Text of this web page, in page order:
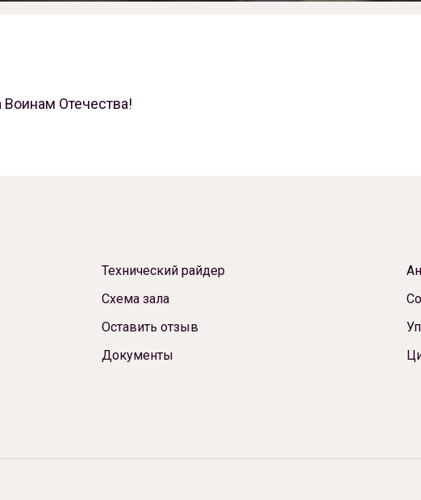
Воинам Отечества!
Технический райдер
Схема зала
Оставить отзыв
Документы